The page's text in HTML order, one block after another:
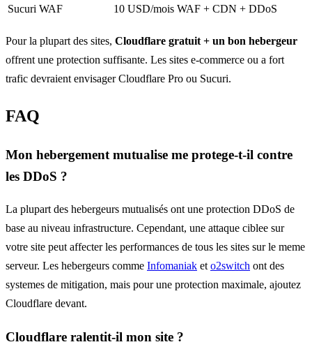
Sucuri WAF
10 USD/mois WAF + CDN + DDoS
Pour la plupart des sites, Cloudflare gratuit + un bon hebergeur
offrent une protection suffisante. Les sites e-commerce ou a fort
trafic devraient envisager Cloudflare Pro ou Sucuri.
FAQ
Mon hebergement mutualise me protege-t-il contre
les DDoS ?
La plupart des hebergeurs mutualisés ont une protection DDoS de
base au niveau infrastructure. Cependant, une attaque ciblee sur
votre site peut affecter les performances de tous les sites sur le meme
serveur. Les hebergeurs comme Infomaniak et o2switch ont des
systemes de mitigation, mais pour une protection maximale, ajoutez
Cloudflare devant.
Cloudflare ralentit-il mon site ?